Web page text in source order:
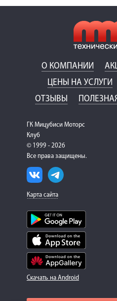
О КОМПАНИИ
ЦЕНЫ НА УСЛУГИ
ОТЗЫВЫ
ГК Мицубиси Моторс
Клуб
© 1999 - 2026
Все права защищены.
Карта сайта
Скачать на Android